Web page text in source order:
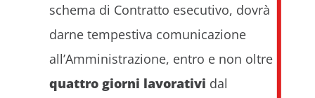
schema di Contratto esecutivo, dovrà
darne tempestiva comunicazione
all’Amministrazione, entro e non oltre
quattro giorni lavorativi dal